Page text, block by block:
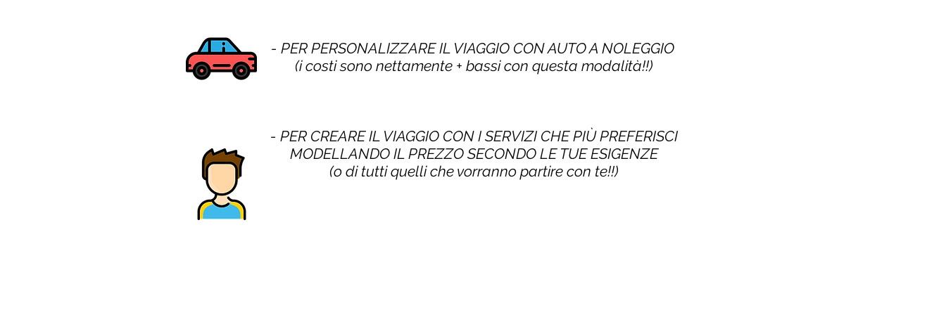
- PER PERSONALIZZARE IL VIAGGIO CON AUTO A NOLEGGIO
(i costi sono nettamente + bassi con questa modalità!!)
- PER CREARE IL VIAGGIO CON I SERVIZI CHE PIÙ PREFERISCI
MODELLANDO IL PREZZO SECONDO LE TUE ESIGENZE
(o di tutti quelli che vorranno partire con te!!)